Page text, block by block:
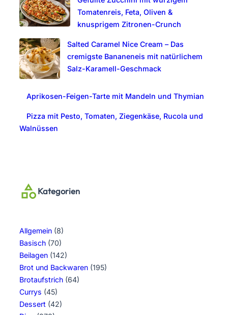
Tomatenreis, Feta, Oliven &
knusprigem Zitronen-Crunch
Salted Caramel Nice Cream – Das
cremigste Bananeneis mit natürlichem
Salz-Karamell-Geschmack
Aprikosen-Feigen-Tarte mit Mandeln und Thymian
Pizza mit Pesto, Tomaten, Ziegenkäse, Rucola und
Walnüssen
Kategorien
Allgemein (8)
Basisch (70)
Beilagen (142)
Brot und Backwaren (195)
Brotaufstrich (64)
Currys (45)
Dessert (42)